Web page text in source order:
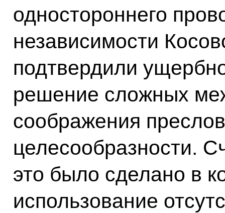
одностороннего
независимости
подтвердили
решение сложных
соображения
целесообразности.
это было сделано в
использование